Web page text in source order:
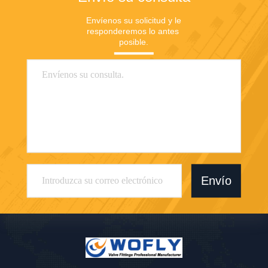
Envíenos su solicitud y le
responderemos lo antes
posible.
Envío